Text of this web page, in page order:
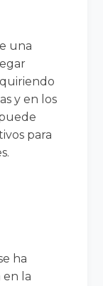
una
y en los
para
ha
en la